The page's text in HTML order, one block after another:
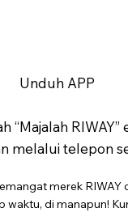
Unduh APP
“Majalah
melalui telepon
merek
waktu, di manapun!